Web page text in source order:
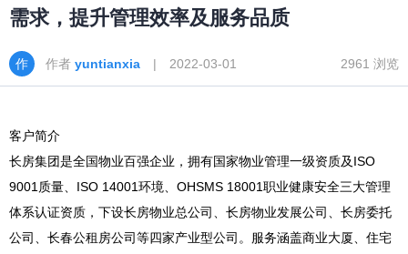
需求，提升管理效率及服务品质
作者 yuntianxia | 2022-03-01 2961 浏览
客户简介
长房集团是全国物业百强企业，拥有国家物业管理一级资质及ISO
9001质量、ISO 14001环境、OHSMS 18001职业健康安全三大管理
体系认证资质，下设长房物业总公司、长房物业发展公司、长房委托
公司、长春公租房公司等四家产业型公司。服务涵盖商业大厦、住宅